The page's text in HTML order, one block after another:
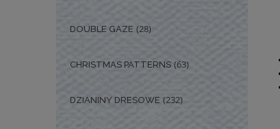
DOUBLE GAZE (28)
CHRISTMAS PATTERNS (63)
DZIANINY DRESOWE (232)